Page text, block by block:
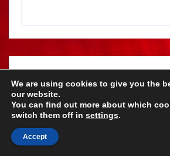
v
i
g
a
t
c
h
全球知名经纪商
We are using cookies to give you the
our website.
You can find out more about which
switch them off in settings.
Accept